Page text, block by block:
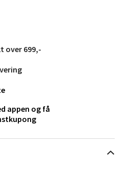
over 699,-
appen og få
Senter Mo i Rana
8622 Mo i Rana